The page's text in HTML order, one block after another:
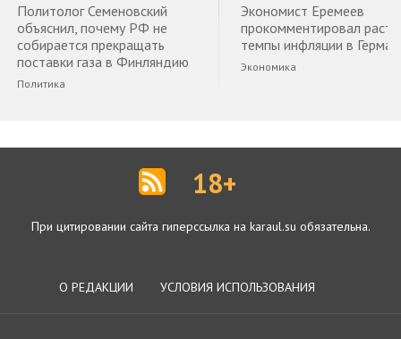
Политолог Семеновский
объяснил, почему РФ не
собирается прекращать
поставки газа в Финляндию
Политика
Экономист Еремеев
прокомментировал
темпы инфляции в
Экономика
18+
При цитировании сайта гиперссылка на karaul.su обязательна.
О РЕДАКЦИИ УСЛОВИЯ ИСПОЛЬЗОВАНИЯ